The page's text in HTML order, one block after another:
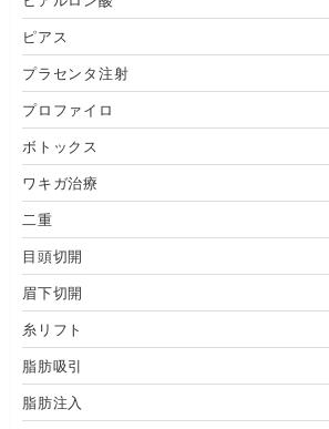
ピアス
プラセンタ注射
プロファイロ
ボトックス
ワキガ治療
二重
目頭切開
眉下切開
糸リフト
脂肪吸引
脂肪注入